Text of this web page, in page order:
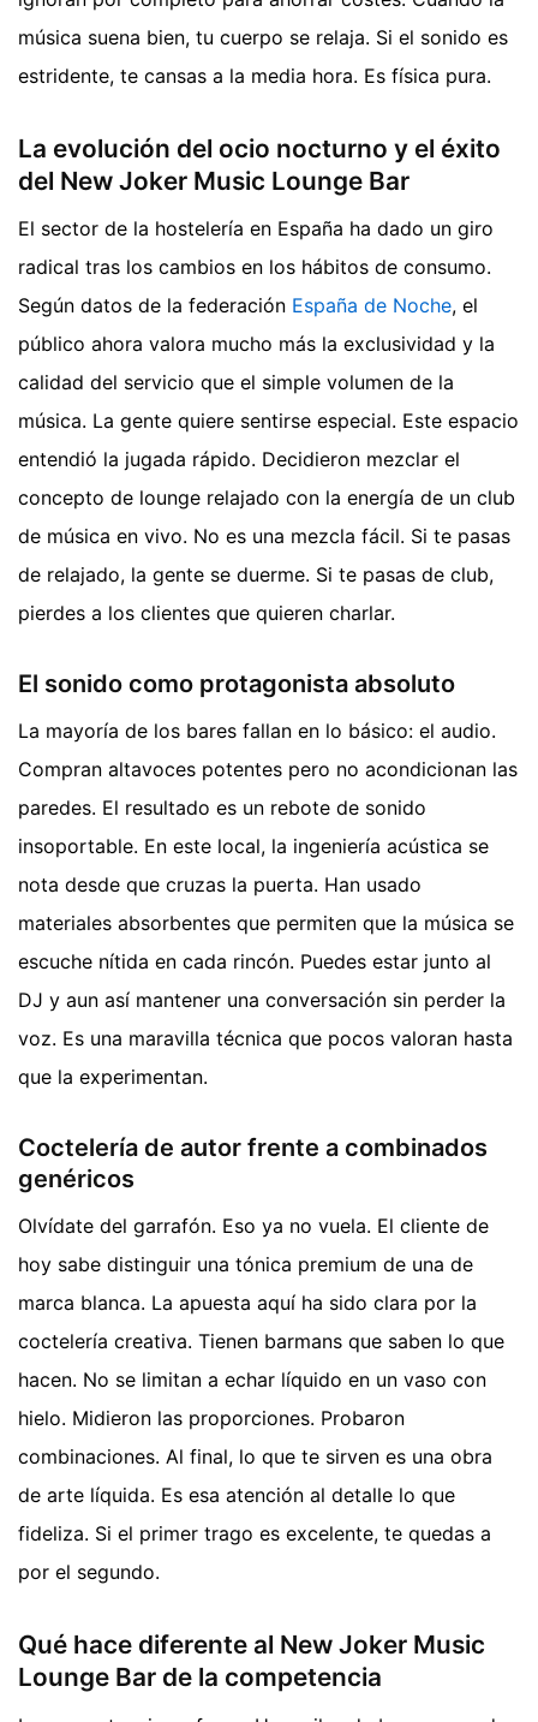
música suena bien, tu cuerpo se relaja. Si el sonido es
estridente, te cansas a la media hora. Es física pura.
La evolución del ocio nocturno y el éxito
del New Joker Music Lounge Bar
El sector de la hostelería en España ha dado un giro
radical tras los cambios en los hábitos de consumo.
Según datos de la federación España de Noche, el
público ahora valora mucho más la exclusividad y la
calidad del servicio que el simple volumen de la
música. La gente quiere sentirse especial. Este espacio
entendió la jugada rápido. Decidieron mezclar el
concepto de lounge relajado con la energía de un club
de música en vivo. No es una mezcla fácil. Si te pasas
de relajado, la gente se duerme. Si te pasas de club,
pierdes a los clientes que quieren charlar.
El sonido como protagonista absoluto
La mayoría de los bares fallan en lo básico: el audio.
Compran altavoces potentes pero no acondicionan las
paredes. El resultado es un rebote de sonido
insoportable. En este local, la ingeniería acústica se
nota desde que cruzas la puerta. Han usado
materiales absorbentes que permiten que la música se
escuche nítida en cada rincón. Puedes estar junto al
DJ y aun así mantener una conversación sin perder la
voz. Es una maravilla técnica que pocos valoran hasta
que la experimentan.
Coctelería de autor frente a combinados
genéricos
Olvídate del garrafón. Eso ya no vuela. El cliente de
hoy sabe distinguir una tónica premium de una de
marca blanca. La apuesta aquí ha sido clara por la
coctelería creativa. Tienen barmans que saben lo que
hacen. No se limitan a echar líquido en un vaso con
hielo. Midieron las proporciones. Probaron
combinaciones. Al final, lo que te sirven es una obra
de arte líquida. Es esa atención al detalle lo que
fideliza. Si el primer trago es excelente, te quedas a
por el segundo.
Qué hace diferente al New Joker Music
Lounge Bar de la competencia